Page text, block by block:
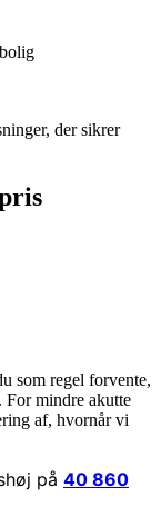
der sikrer
som regel forvente,
mindre akutte
af, hvornår vi
på 40 860